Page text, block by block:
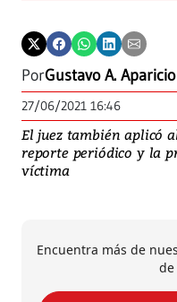
PorGustavo A.
27/06/2021 16:46
El juez también aplicó
reporte periódico y la
víctima
Encuentra más de